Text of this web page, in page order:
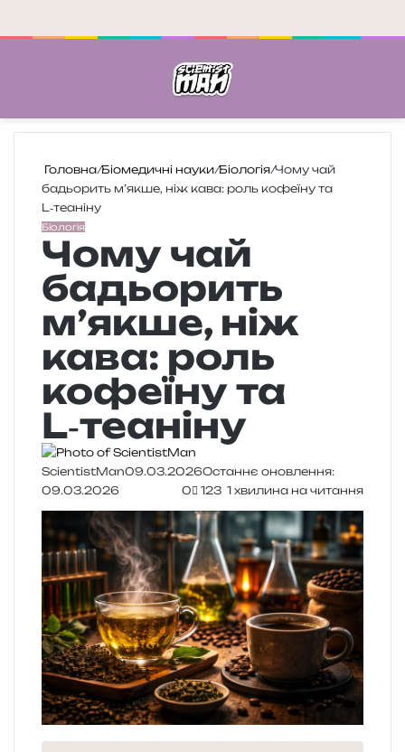
Головна/Біомедичні науки/Біологія/Чому чай
бадьорить м’якше, ніж кава: роль кофеїну та
L‑теаніну
Біологія
Чому чай
бадьорить
м’якше, ніж
кава: роль
кофеїну та
L‑теаніну
ScientistMan09.03.2026Останнє оновлення:
09.03.2026
0 123 1 хвилина на читання